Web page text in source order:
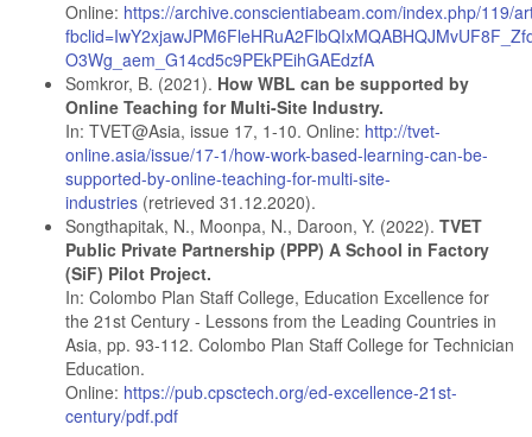
Online: https://archive.conscientiabeam.com/index.php/119/
O3Wg_aem_G14cd5c9PEkPEihGAEdzfA
Somkror, B. (2021). How WBL can be supported by
Online Teaching for Multi-Site Industry.
In: TVET@Asia, issue 17, 1-10. Online: http://tvet-
online.asia/issue/17-1/how-work-based-learning-can-be-
supported-by-online-teaching-for-multi-site-
industries (retrieved 31.12.2020).
Songthapitak, N., Moonpa, N., Daroon, Y. (2022). TVET
Public Private Partnership (PPP) A School in Factory
(SiF) Pilot Project.
In: Colombo Plan Staff College, Education Excellence for
the 21st Century - Lessons from the Leading Countries in
Asia, pp. 93-112. Colombo Plan Staff College for Technician
Education.
Online: https://pub.cpsctech.org/ed-excellence-21st-
century/pdf.pdf